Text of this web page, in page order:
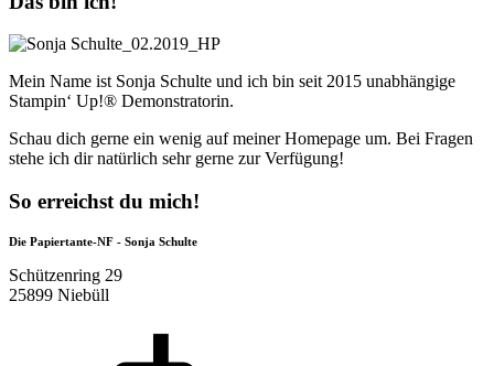
Mein Name ist Sonja Schulte und ich bin seit 2015 unabhängige
Stampin‘ Up!® Demonstratorin.
Schau dich gerne ein wenig auf meiner Homepage um. Bei Fragen
stehe ich dir natürlich sehr gerne zur Verfügung!
So erreichst du mich!
Die Papiertante-NF - Sonja Schulte
Schützenring 29
25899 Niebüll